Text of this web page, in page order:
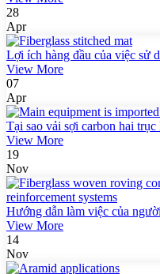
28
Apr
Lợi ích hàng đầu của việc sử
View More
07
Apr
Tại sao vải sợi carbon hai trục
View More
19
Nov
Hướng dẫn làm việc của
View More
14
Nov